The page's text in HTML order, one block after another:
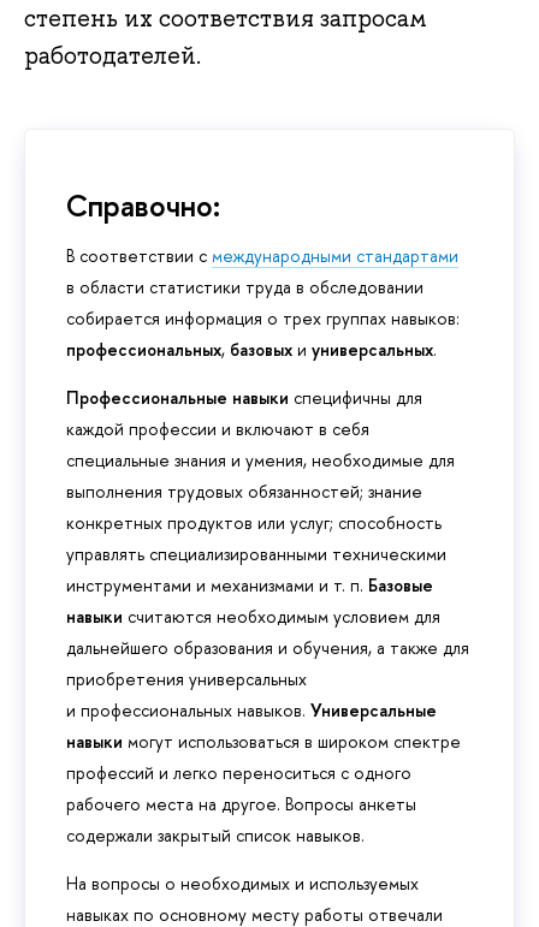
степень их соответствия запросам
работодателей.
Справочно:
В соответствии с международными стандартами
в области статистики труда в обследовании
собирается информация о трех группах навыков:
профессиональных, базовых и универсальных.
Профессиональные навыки специфичны для
каждой профессии и включают в себя
специальные знания и умения, необходимые для
выполнения трудовых обязанностей; знание
конкретных продуктов или услуг; способность
управлять специализированными техническими
инструментами и механизмами и т. п. Базовые
навыки считаются необходимым условием для
дальнейшего образования и обучения, а также для
приобретения универсальных
и профессиональных навыков. Универсальные
навыки могут использоваться в широком спектре
профессий и легко переноситься с одного
рабочего места на другое. Вопросы анкеты
содержали закрытый список навыков.
На вопросы о необходимых и используемых
навыках по основному месту работы отвечали